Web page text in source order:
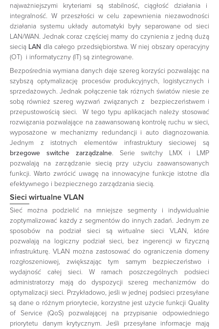
najważniejszymi kryteriami są stabilność, ciągłość działania i
integralność. W przeszłości w celu zapewnienia niezawodności
działania systemu układy automatyki były separowane od sieci
LAN/WAN. Jednak coraz częściej mamy do czynienia z jedną dużą
siecią LAN dla całego przedsiębiorstwa. W niej obszary operacyjny
(OT) i informatyczny (IT) są zintegrowane.
Bezpośrednia wymiana danych daje szereg korzyści pozwalając na
szybszą optymalizację procesów produkcyjnych, logistycznych i
sprzedażowych. Jednak połączenie tak różnych światów niesie ze
sobą również szereg wyzwań związanych z bezpieczeństwem i
przepustowością sieci. W tego typu aplikacjach należy stosować
rozwiązania pozwalające na zaawansowaną kontrolę ruchu w sieci,
wyposażone w mechanizmy redundancji i auto diagnozowania.
Jednym z istotnych elementów infrastruktury sieciowej są
brzegowe switche zarządzalne. Serie switchy LMX i LMP
pozwalają na zarządzanie siecią przy użyciu zaawansowanych
funkcji. Warto zwrócić uwagę na innowacyjne funkcje istotne dla
efektywnego i bezpiecznego zarządzania siecią.
Sieci wirtualne VLAN
Sieć można podzielić na mniejsze segmenty i indywidualnie
zoptymalizować każdy z segmentów do innych zadań. Jednym ze
sposobów na podział sieci są wirtualne sieci VLAN, które
pozwalają na logiczny podział sieci, bez ingerencji w fizyczną
infrastrukturę. VLAN można zastosować do ograniczenia domeny
rozgłoszeniowej, zwiększając tym samym bezpieczeństwo i
wydajność całej sieci. W ramach poszczególnych podsieci
administratorzy mają do dyspozycji szereg mechanizmów do
optymalizacji sieci. Przykładowo, jeśli w jednej podsieci przesyłane
są dane o różnym priorytecie, korzystne jest użycie funkcji Quality
of Service (QoS) pozwalającej na przypisanie odpowiedniego
priorytetu danym krytycznym. Jeśli przesyłane informacje mają